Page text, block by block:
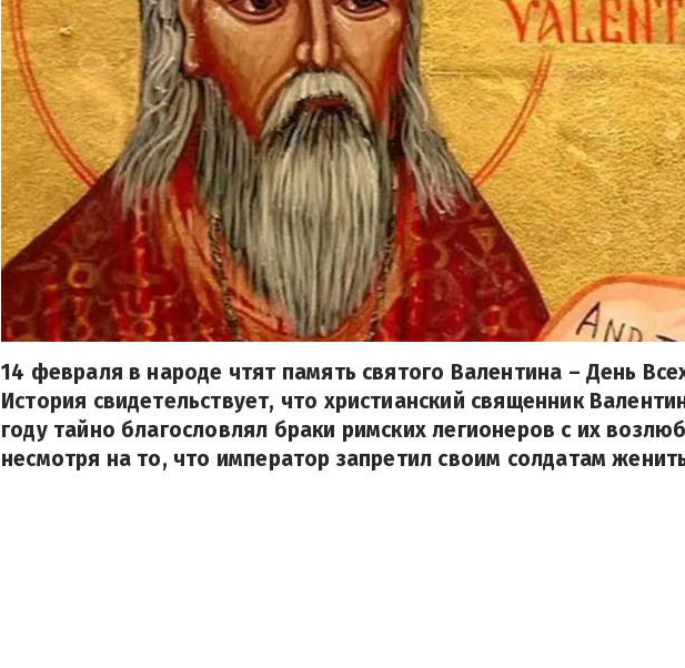
14 февраля в народе чтят память святого Валентина – День
История свидетельствует, что христианский священник
году тайно благословлял браки римских легионеров с их
несмотря на то, что император запретил своим солдатам